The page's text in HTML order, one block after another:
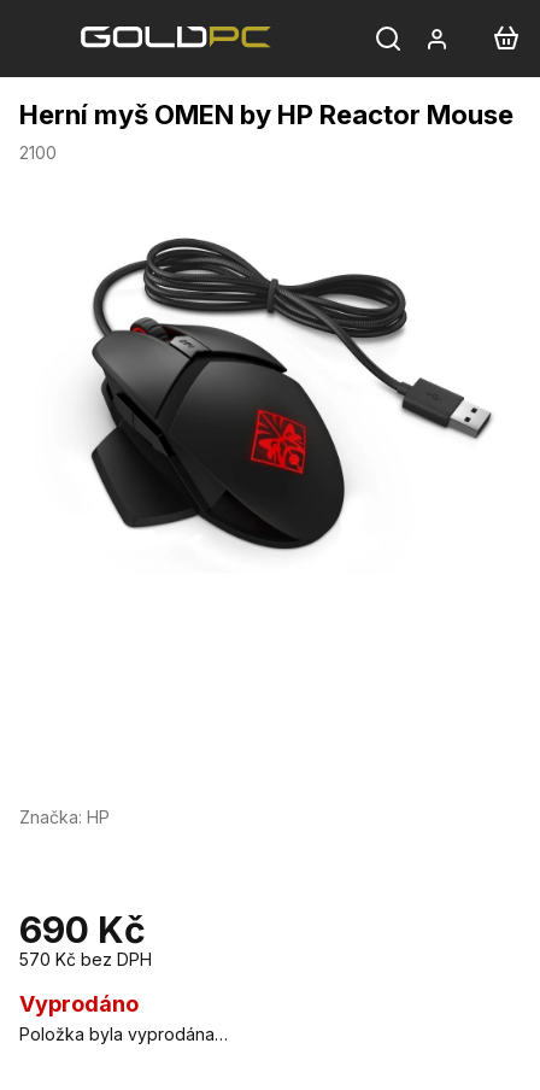
Herní myš OMEN by HP Reactor Mouse
2100
Značka: HP
690 Kč
570 Kč bez DPH
Měrná
cena:
Vyprodáno
Položka byla vyprodána…